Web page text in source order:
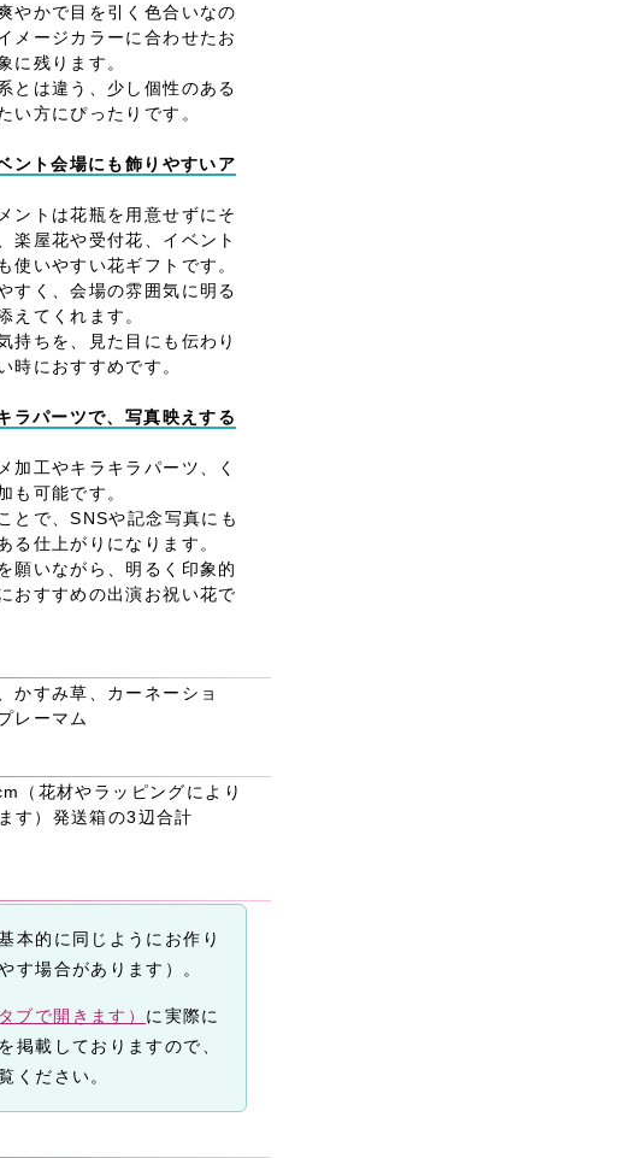
やかで目を引く色合いなの
メージカラーに合わせたお
に残ります。
とは違う、少し個性のある
い方にぴったりです。
ント会場にも飾りやすいア
ントは花瓶を用意せずにそ
楽屋花や受付花、イベント
使いやすい花ギフトです。
すく、会場の雰囲気に明る
えてくれます。
持ちを、見た目にも伝わり
時におすすめです。
ラパーツで、写真映えする
加工やキラキラパーツ、く
も可能です。
とで、SNSや記念写真にも
る仕上がりになります。
願いながら、明るく印象的
おすすめの出演お祝い花で
かすみ草、カーネーショ
レーマム
花材やラッピングにより
す）発送箱の3辺合計
本的に同じようにお作り
す場合があります）。
ブで開きます） に実際に
掲載しておりますので、
ください。